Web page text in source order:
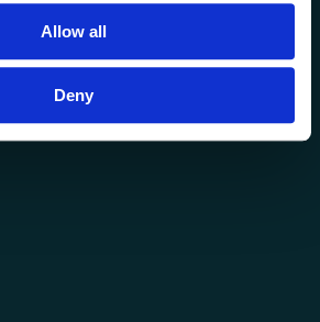
Allow all
Deny